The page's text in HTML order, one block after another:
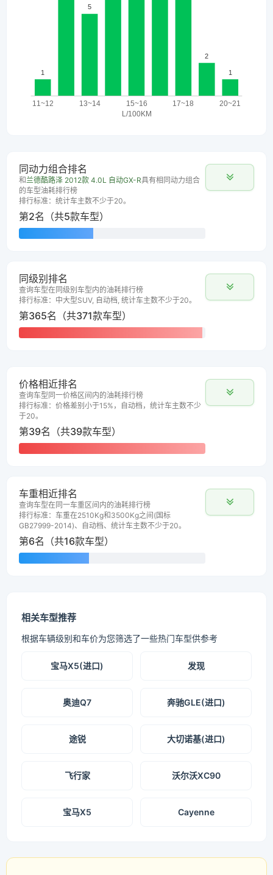
同动力组合排名
和兰德酷路泽 2012款 4.0L 自动GX-R具有相同动力组合
的车型油耗排行榜
排行标准：统计车主数不少于20。
第2名（共5款车型）
同级别排名
查询车型在同级别车型内的油耗排行榜
排行标准：中大型SUV, 自动档, 统计车主数不少于20。
第365名（共371款车型）
价格相近排名
查询车型同一价格区间内的油耗排行榜
排行标准：价格差别小于15%，自动档，统计车主数不少
于20。
第39名（共39款车型）
车重相近排名
查询车型在同一车重区间内的油耗排行榜
排行标准：车重在2510Kg和3500Kg之间(国标
GB27999-2014)、自动档、统计车主数不少于20。
第6名（共16款车型）
相关车型推荐
根据车辆级别和车价为您筛选了一些热门车型供参考
宝马X5(进口) 发现
奥迪Q7 奔驰GLE(进口)
途锐 大切诺基(进口)
飞行家 沃尔沃XC90
宝马X5 Cayenne